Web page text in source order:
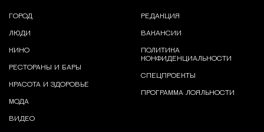
ГОРОД
ЛЮДИ
КИНО
РЕСТОРАНЫ И БАРЫ
КРАСОТА И ЗДОРОВЬЕ
МОДА
ВИДЕО
РЕДАКЦИЯ
ВАКАНСИИ
ПОЛИТИКА
КОНФИДЕНЦИАЛЬНОСТИ
СПЕЦПРОЕКТЫ
ПРОГРАММА ЛОЯЛЬНОСТИ